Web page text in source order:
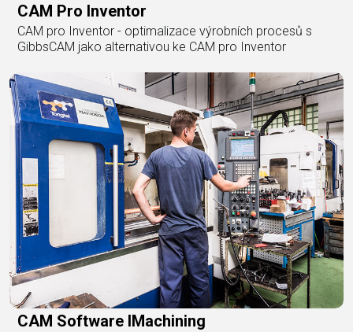
CAM Pro Inventor
CAM pro Inventor - optimalizace výrobních procesů s
GibbsCAM jako alternativou ke CAM pro Inventor
CAM Software IMachining